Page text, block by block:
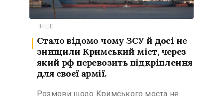
ІНШЕ
Стало відомо чому ЗСУ й досі не
знищили Кримський міст, через
який рф перевозить підкріплення
для своєї армії.
Розмови щодо Кримського моста не